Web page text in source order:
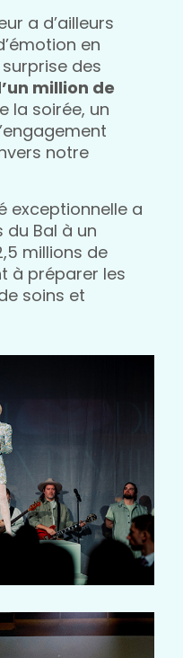
a d’ailleurs
en
des
million de
la soirée, un
notre
exceptionnelle a
Bal à un
millions de
à préparer les
soins et